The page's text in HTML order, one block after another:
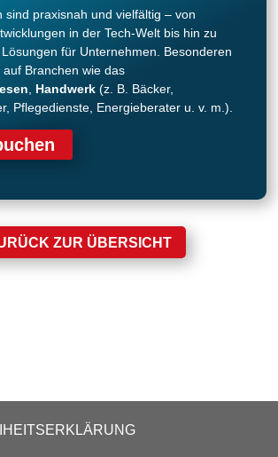
sind praxisnah und vielfältig – von
in der Tech-Welt bis hin zu
für Unternehmen. Besonderen
Branchen wie das
Handwerk (z. B. Bäcker,
Pflegedienste, Energieberater u. v. m.).
ZUR ÜBERSICHT